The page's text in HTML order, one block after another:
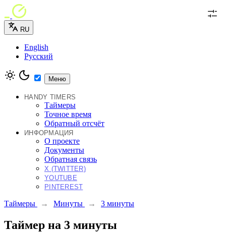
RU
English
Русский
Меню
HANDY TIMERS
Таймеры
Точное время
Обратный отсчёт
ИНФОРМАЦИЯ
О проекте
Документы
Обратная связь
X (TWITTER)
YOUTUBE
PINTEREST
Таймеры → Минуты → 3 минуты
Таймер на 3 минуты